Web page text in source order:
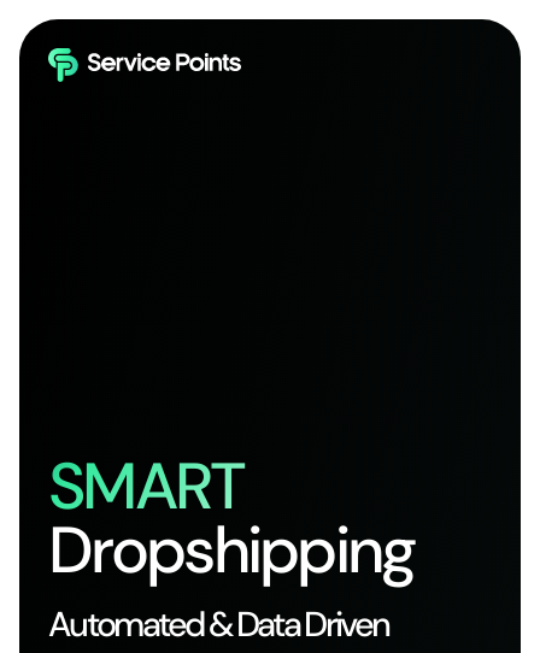
SMART
Dropshipping
Automated & Data Driven